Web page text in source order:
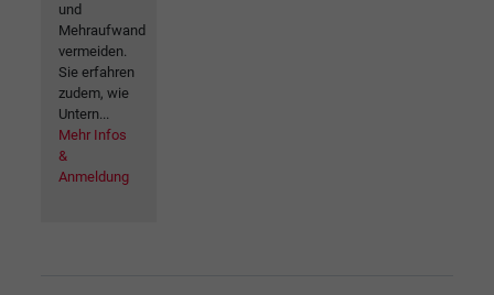
und
Mehraufwand
vermeiden.
Sie erfahren
zudem, wie
Untern...
Mehr Infos
&
Anmeldung